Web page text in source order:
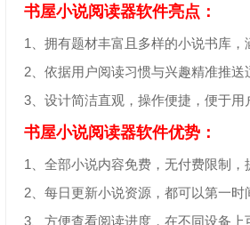
书屋小说阅读器软件亮点：
1、拥有题材丰富且多样的小说书库，
2、依据用户阅读习惯与兴趣精准推送
3、设计简洁直观，操作便捷，便于用
书屋小说阅读器软件优势：
1、全部小说内容免费，无付费限制，
2、每日更新小说资源，都可以第一时
3、方便查看阅读进度，在不同设备上